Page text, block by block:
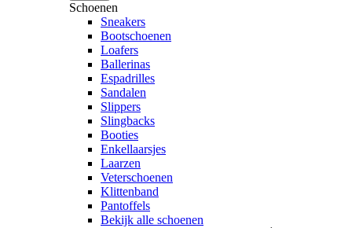
Schoenen
Sneakers
Bootschoenen
Loafers
Ballerinas
Espadrilles
Sandalen
Slippers
Slingbacks
Booties
Enkellaarsjes
Laarzen
Veterschoenen
Klittenband
Pantoffels
Bekijk alle schoenen